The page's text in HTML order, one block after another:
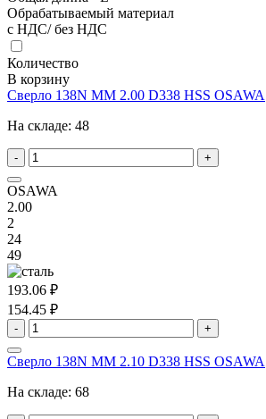
Обрабатываемый материал
с НДС/ без НДС
Количество
В корзину
Сверло 138N MM 2.00 D338 HSS OSAWA
На складе: 48
- +
OSAWA
2.00
2
24
49
193.06 ₽
154.45 ₽
- +
Сверло 138N MM 2.10 D338 HSS OSAWA
На складе: 68